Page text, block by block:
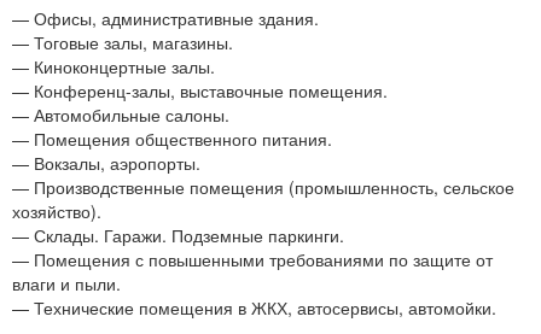
— Офисы, административные здания.
— Тоговые залы, магазины.
— Киноконцертные залы.
— Конференц-залы, выставочные помещения.
— Автомобильные салоны.
— Помещения общественного питания.
— Вокзалы, аэропорты.
— Производственные помещения (промышленность, сельское
хозяйство).
— Склады. Гаражи. Подземные паркинги.
— Помещения с повышенными требованиями по защите от
влаги и пыли.
— Технические помещения в ЖКХ, автосервисы, автомойки.